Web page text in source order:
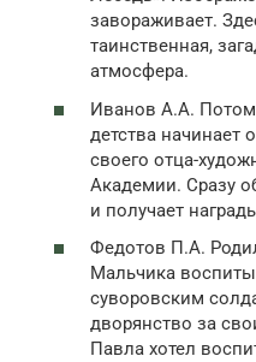
завораживает.
таинственная,
атмосфера.
Иванов А.А.
детства начинает
своего отца-
Академии. Сразу
и получает
Федотов П.А.
Мальчика
суворовским
дворянство за
Павла хотел